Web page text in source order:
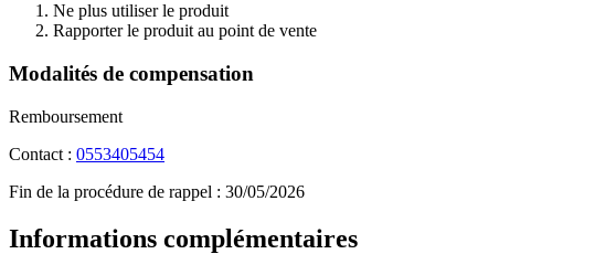
Ne plus utiliser le produit
Rapporter le produit au point de vente
Modalités de compensation
Remboursement
Contact : 0553405454
Fin de la procédure de rappel : 30/05/2026
Informations complémentaires